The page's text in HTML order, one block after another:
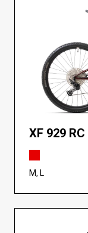
XF 929 RC
M, L